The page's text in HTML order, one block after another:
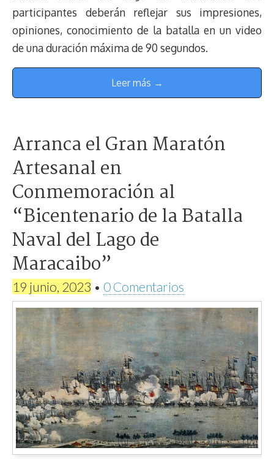
participantes deberán reflejar sus impresiones,
opiniones, conocimiento de la batalla en un video
de una duración máxima de 90 segundos.
Leer más →
Arranca el Gran Maratón
Artesanal en
Conmemoración al
“Bicentenario de la Batalla
Naval del Lago de
Maracaibo”
19 junio, 2023 • 0 Comentarios